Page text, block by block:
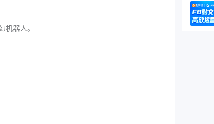
器人。